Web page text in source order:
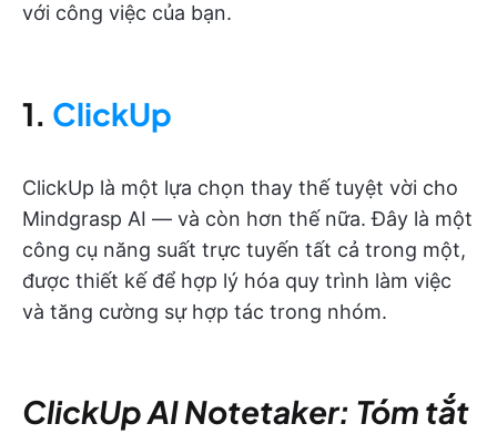
với công việc của bạn.
1. ClickUp
ClickUp là một lựa chọn thay thế tuyệt vời cho
Mindgrasp AI — và còn hơn thế nữa. Đây là một
công cụ năng suất trực tuyến tất cả trong một,
được thiết kế để hợp lý hóa quy trình làm việc
và tăng cường sự hợp tác trong nhóm.
ClickUp AI Notetaker: Tóm tắt